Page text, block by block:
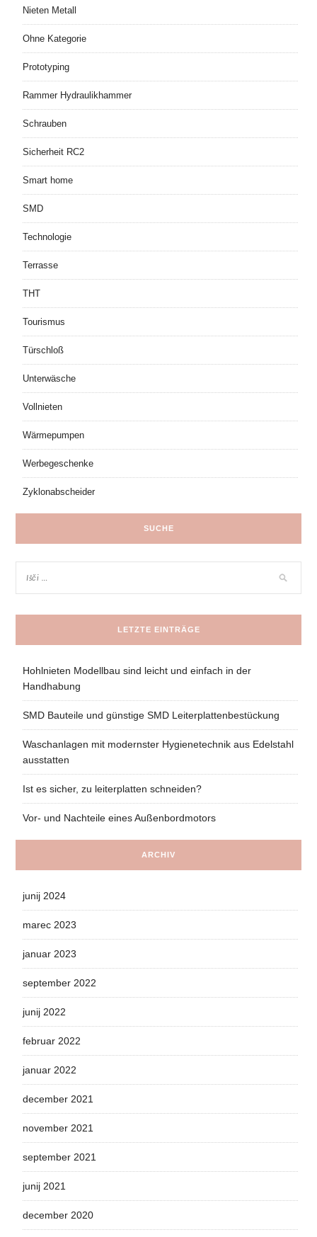
Nieten Metall
Ohne Kategorie
Prototyping
Rammer Hydraulikhammer
Schrauben
Sicherheit RC2
Smart home
SMD
Technologie
Terrasse
THT
Tourismus
Türschloß
Unterwäsche
Vollnieten
Wärmepumpen
Werbegeschenke
Zyklonabscheider
SUCHE
LETZTE EINTRÄGE
Hohlnieten Modellbau sind leicht und einfach in der
Handhabung
SMD Bauteile und günstige SMD Leiterplattenbestückung
Waschanlagen mit modernster Hygienetechnik aus Edelstahl
ausstatten
Ist es sicher, zu leiterplatten schneiden?
Vor- und Nachteile eines Außenbordmotors
ARCHIV
junij 2024
marec 2023
januar 2023
september 2022
junij 2022
februar 2022
januar 2022
december 2021
november 2021
september 2021
junij 2021
december 2020